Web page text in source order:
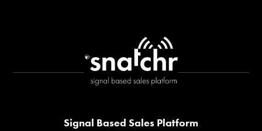
Signal Based Sales Platform